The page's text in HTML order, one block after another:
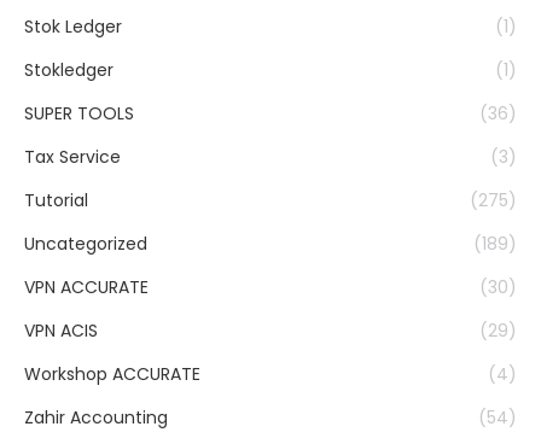
Stok Ledger
(1)
Stokledger
(1)
SUPER TOOLS
(36)
Tax Service
(3)
Tutorial
(275)
Uncategorized
(189)
VPN ACCURATE
(30)
VPN ACIS
(29)
Workshop ACCURATE
(4)
Zahir Accounting
(54)